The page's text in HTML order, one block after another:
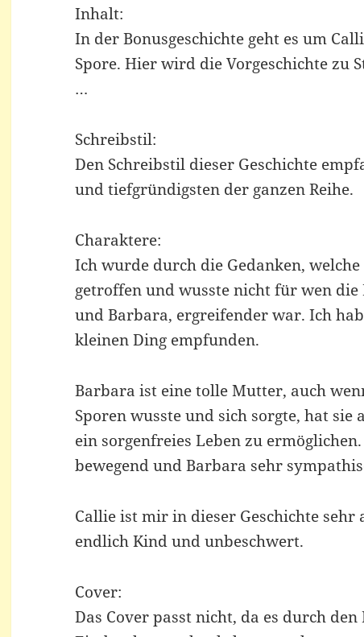
Inhalt:
In der Bonusgeschichte geht es um
Spore. Hier wird die Vorgeschichte zu
…
Schreibstil:
Den Schreibstil dieser Geschichte
und tiefgründigsten der ganzen Reihe.
Charaktere:
Ich wurde durch die Gedanken,
getroffen und wusste nicht für wen die
und Barbara, ergreifender war. Ich
kleinen Ding empfunden.
Barbara ist eine tolle Mutter, auch
Sporen wusste und sich sorgte, hat
ein sorgenfreies Leben zu
bewegend und Barbara sehr
Callie ist mir in dieser Geschichte sehr
endlich Kind und unbeschwert.
Cover:
Das Cover passt nicht, da es durch